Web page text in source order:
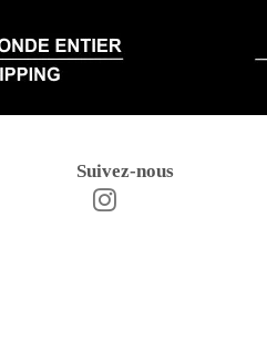
Suivez-nous
FacebookInstagram